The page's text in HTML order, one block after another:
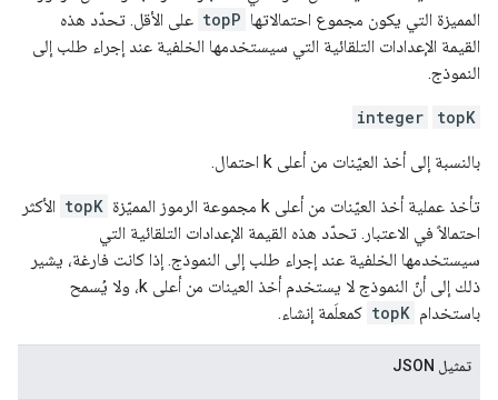
المميزة التي يكون مجموع احتمالاتها topP على الأقل. تحدّد هذه
القيمة الإعدادات التلقائية التي سيستخدمها الخلفية عند إجراء طلب إلى
النموذج.
topK
integer
بالنسبة إلى أخذ العيّنات من أعلى k احتمال.
تأخذ عملية أخذ العيّنات من أعلى k مجموعة الرموز المميّزة topK الأكثر
احتمالاً في الاعتبار. تحدّد هذه القيمة الإعدادات التلقائية التي
سيستخدمها الخلفية عند إجراء طلب إلى النموذج. إذا كانت فارغة، يشير
ذلك إلى أنّ النموذج لا يستخدم أخذ العينات من أعلى k، ولا يُسمح
باستخدام topK كمعلَمة إنشاء.
تمثيل JSON